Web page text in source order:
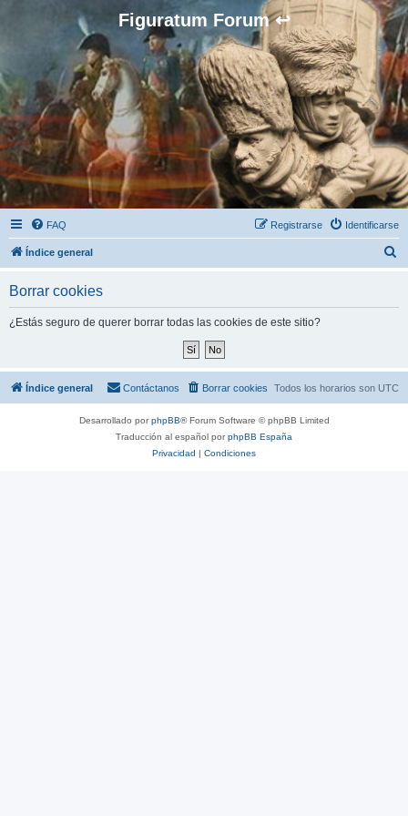
Figuratum Forum ↩
FAQ Identificarse
Registrarse
Índice general
Borrar cookies
¿Estás seguro de querer borrar todas las cookies de este sitio?
Índice general Todos los horarios son UTC
Borrar cookies
Contáctanos
Desarrollado porphpBB® Forum Software © phpBB Limited
Traducción al español porphpBB España
Privacidad | Condiciones